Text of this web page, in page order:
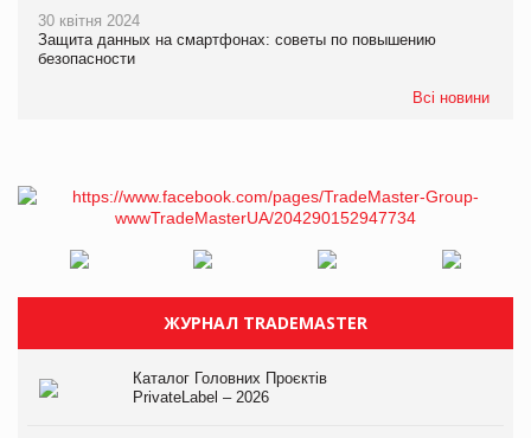
30 квітня 2024
Защита данных на смартфонах: советы по повышению
безопасности
Всі новини
ЖУРНАЛ TRADEMASTER
Каталог Головних Проєктів
PrivateLabel – 2026